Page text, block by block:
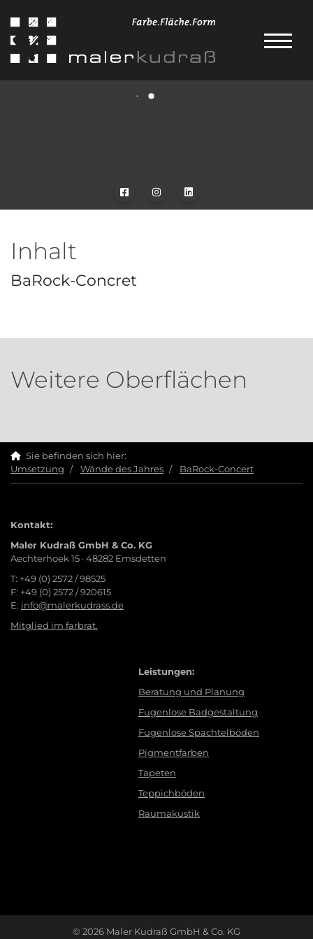
Inhalt
BaRock-Concret
Weitere Oberflächen
Sie befinden sich hier:
Umsetzung
Wände des Jahres BaRock-Concert
Kontakt:
Maler Kudraß GmbH & Co. KG
Aechterhoek 15 · 48282 Emsdetten
T: +49 (0) 2572 / 98525
F: +49 (0) 2572 / 920615
E: info@malerkudrass.de
Mitglied im farbrat.
Leistungen:
Beratung und Planung
Fugenlose Badgestaltung
Fugenlose Spachtelböden
Pigmentfarben
Tapeten
Teppichböden
Raumakustik
© 2026 Maler Kudraß GmbH & Co. KG